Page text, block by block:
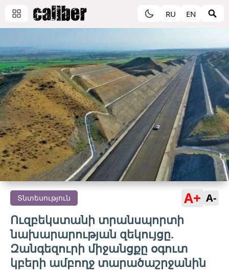
RU EN
Տնտեսություն A+ A-
Ուզբեկստանի տրանսպորտի
նախարարության զեկույցը.
Զանգեզուրի միջանցքը օգուտ
կբերի ամբողջ տարածաշրջանին